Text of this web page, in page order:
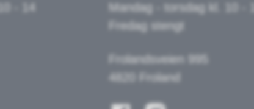
- 14
Mandag - torsdag kl. 10 -
Fredag stengt
Frolandsveien 995
4820 Froland